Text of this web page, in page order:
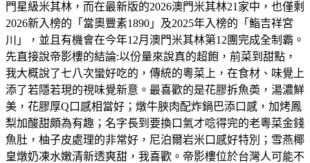
門星級米其林，而在最新版的2026澳門米其林21家中，也僅剩
2026新入榜的「當奧豐素1890」及2025年入榜的「鮨吉祥宮
川」，並且有機會在今年12月澳門米其林第12團完成全制霸。
先直接說帝影樓的結論:以份量來說真的超飽，前菜到甜點，
我大概說了七八次蠻好吃的，傳統的粵菜上，在食材、味覺上
添了若隱若現的視味覺新意。最喜歡的是花膠拆魚𡙡，湯濃鮮
美，花膠厚Q口感相當好；燉牛脥肉配炸鍋巴添口感，加烤鳳
梨加酸甜頗為有趣；名字長到要換口氣才唸得完的老粵菜金錢
魚肚，柚子皮處理的非常好，尼泊爾岩米口感好特別；雪燕椰
皇燉奶凍水嫩清新透爽甜，我喜歡。帝影樓位於台灣人可能不